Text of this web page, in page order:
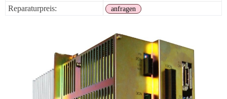
Reparaturpreis:
anfragen